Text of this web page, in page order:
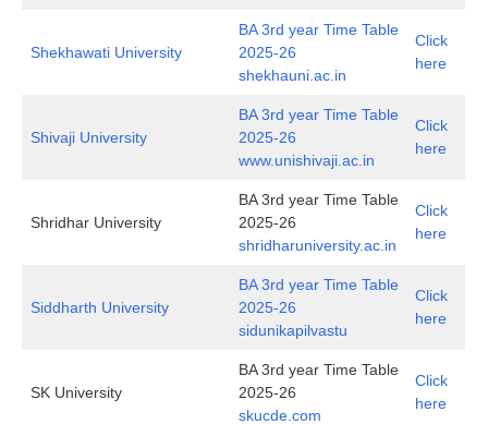
Shekhawati University
BA 3rd year Time Table
2025-26
shekhauni.ac.in
Click
here
Shivaji University
BA 3rd year Time Table
2025-26
www.unishivaji.ac.in
Click
here
Shridhar University
BA 3rd year Time Table
2025-26
shridharuniversity.ac.in
Click
here
Siddharth University
BA 3rd year Time Table
2025-26
sidunikapilvastu
Click
here
SK University
BA 3rd year Time Table
2025-26
skucde.com
Click
here